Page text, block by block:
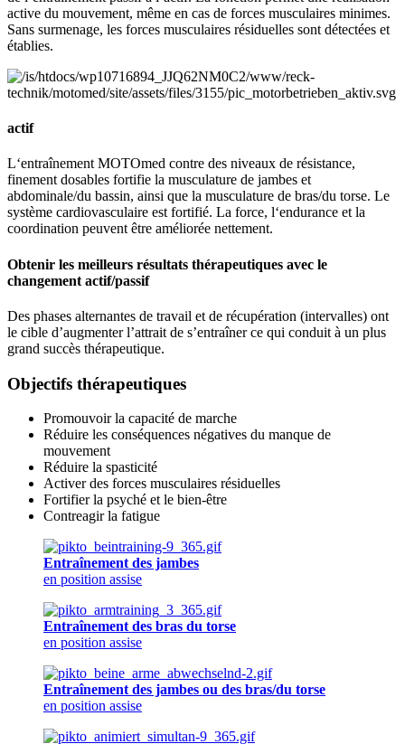
active du mouvement, même en cas de forces musculaires minimes.
Sans surmenage, les forces musculaires résiduelles sont détectées et
établies.
actif
L‘entraînement MOTOmed contre des niveaux de résistance,
finement dosables fortifie la musculature de jambes et
abdominale/du bassin, ainsi que la musculature de bras/du torse. Le
système cardiovasculaire est fortifié. La force, l‘endurance et la
coordination peuvent être améliorée nettement.
Obtenir les meilleurs résultats thérapeutiques avec le
changement actif/passif
Des phases alternantes de travail et de récupération (intervalles) ont
le cible d’augmenter l’attrait de s’entraîner ce qui conduit à un plus
grand succès thérapeutique.
Objectifs thérapeutiques
Promouvoir la capacité de marche
Réduire les conséquences négatives du manque de
mouvement
Réduire la spasticité
Activer des forces musculaires résiduelles
Fortifier la psyché et le bien-être
Contreagir la fatigue
Entraînement des jambes
en position assise
Entraînement des bras du torse
en position assise
Entraînement des jambes ou des bras/du torse
en position assise